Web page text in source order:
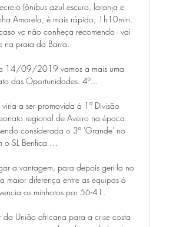
(ônibus azul escuro, laranja e
Amarela, é mais rápido, 1h10min.
vc não conheça recomendo - vai
na praia da Barra.
14/09/2019 vamos a mais uma
das Oportunidades. 4º...
a ser promovida à 1ª Divisão
regional de Aveiro na época
considerada o 3º 'Grande' no
o SL Benfica …
a vantagem, para depois geri-la no
maior diferença entre as equipas à
os minhotos por 56-41.
União africana para a crise costa